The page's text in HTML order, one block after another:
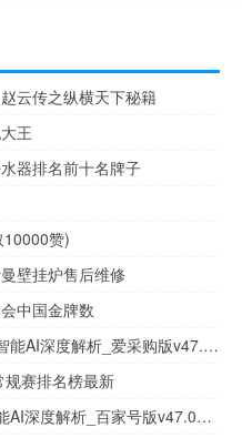
云传之纵横天下秘籍
王
器排名前十名牌子
赞)
壁挂炉售后维修
中国金牌数
2023香港正版管家婆资料大全_智能AI深度解析_爱采购版v47.08.902
赛排名榜最新
新澳门2024年免费资料大全_智能AI深度解析_百家号版v47.08.190